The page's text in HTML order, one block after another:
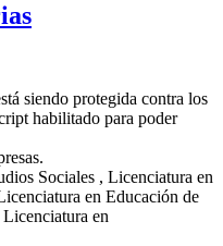
siendo protegida contra los
habilitado para poder
Sociales , Licenciatura en
en Educación de
en